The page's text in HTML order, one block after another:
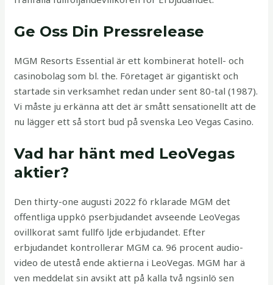
Ge Oss Din Pressrelease
MGM Resorts Essential är ett kombinerat hotell- och
casinobolag som bl. the. Företaget är gigantiskt och
startade sin verksamhet redan under sent 80-tal (1987).
Vi måste ju erkänna att det är smått sensationellt att de
nu lägger ett så stort bud på svenska Leo Vegas Casino.
Vad har hänt med LeoVegas
aktier?
Den thirty-one augusti 2022 fö rklarade MGM det
offentliga uppkö pserbjudandet avseende LeoVegas
ovillkorat samt fullfö ljde erbjudandet. Efter
erbjudandet kontrollerar MGM ca. 96 procent audio-
video de utestå ende aktierna i LeoVegas. MGM har ä
ven meddelat sin avsikt att på kalla två ngsinlö sen